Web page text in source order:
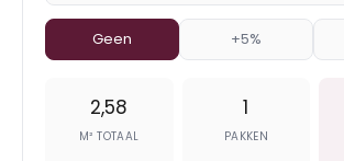
Geen +5%
2,58
M² TOTAAL
1
PAKKEN